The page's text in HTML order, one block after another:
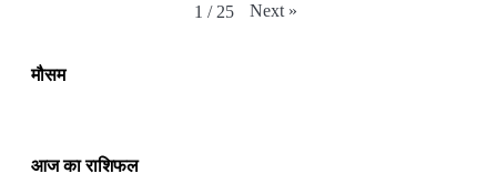
1 / 25 Next »
मौसम
आज का राशिफल